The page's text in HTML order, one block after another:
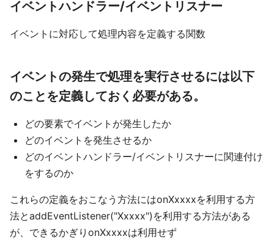
イベントハンドラー/イベントリスナー
イベントに対応して処理内容を定義する関数
イベントの発生で処理を実行させるには以下
のことを定義しておく必要がある。
どの要素でイベントが発生したか
どのイベントを発生させるか
どのイベントハンドラー/イベントリスナーに関連付け
をするのか
これらの定義をおこなう方法にはonXxxxxを利用する方
法とaddEventListener("Xxxxx")を利用する方法がある
が、できるかぎりonXxxxxは利用せず